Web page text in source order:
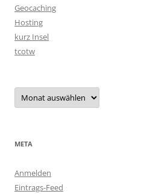
Geocaching
Hosting
kurz Insel
tcotw
Archiv
META
Anmelden
Eintrags-Feed